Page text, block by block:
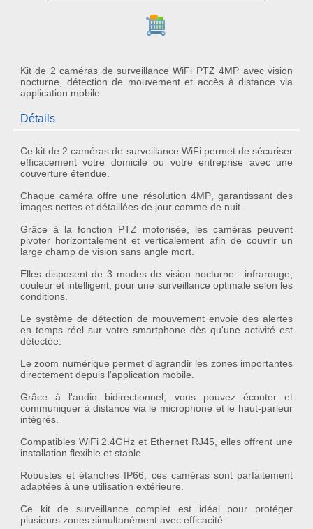
Ajouter au panier
Kit de 2 caméras de surveillance WiFi PTZ 4MP avec vision
nocturne, détection de mouvement et accès à distance via
application mobile.
Détails
Ce kit de 2 caméras de surveillance WiFipermet de sécuriser
efficacement votre domicile ou votre entreprise avec une
couverture étendue.
Chaque caméra offre une résolution 4MP, garantissant des
images nettes et détaillées de jour comme de nuit.
Grâce à la fonction PTZ motorisée , les caméras peuvent
pivoter horizontalement et verticalement afin de couvrir un
large champ de vision sans angle mort.
Elles disposent de 3 modes de vision nocturne : infrarouge,
couleur et intelligent, pour une surveillance optimale selon les
conditions.
Le système de détection de mouvement envoie des alertes
en temps réel sur votre smartphone dès qu'une activité est
détectée.
Lezoom numérique permet d'agrandir les zones importantes
directement depuis l'application mobile.
Grâce à l'audio bidirectionnel , vous pouvez écouter et
communiquer à distance via le microphone et le haut-parleur
intégrés.
Compatibles WiFi 2.4GHz et Ethernet RJ45 , elles offrent une
installation flexible et stable.
Robustes et étanches IP66 , ces caméras sont parfaitement
adaptées à une utilisation extérieure.
Ce kit de surveillance complet est idéal pour protéger
plusieurs zones simultanément avec efficacité.